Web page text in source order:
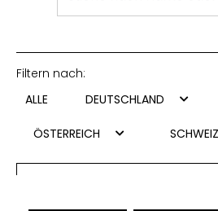
Filtern nach:
ALLE
DEUTSCHLAND
ÖSTERREICH SCHWEIZ